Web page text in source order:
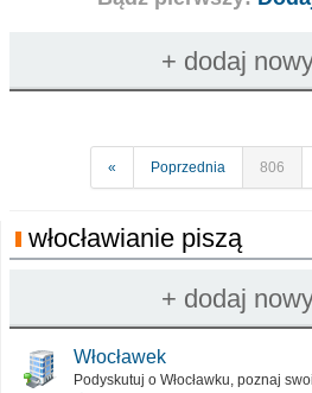
« Poprzednia 806
włocławianie piszą
Włocławek
Podyskutuj o Włocławku, poznaj